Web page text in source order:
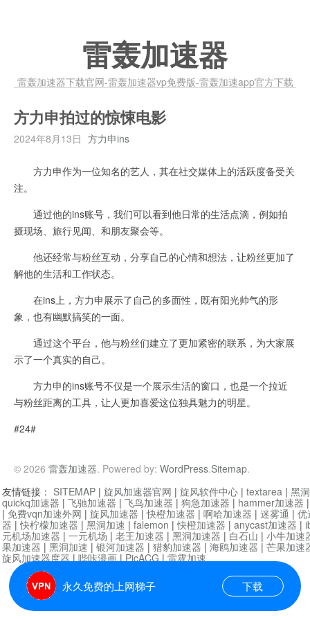
雷轰加速器
雷轰加速器下载官网-雷轰加速器vp免费版-雷轰加速app官方下载
方力申拍过的惊悚电影
2024年8月13日 方力申ins
方力申作为一位知名的艺人，其在社交媒体上的活跃度备受关
注。
通过他的ins账号，我们可以看到他日常的生活点滴，例如拍
摄现场、旅行见闻、和朋友聚会等。
他还经常与粉丝互动，分享自己的心情和想法，让粉丝更加了
解他的生活和工作状态。
在ins上，方力申展示了自己的多面性，既有阳光帅气的形
象，也有幽默搞笑的一面。
通过这个平台，他与粉丝们建立了更加紧密的联系，为大家展
示了一个真实的自己。
方力申的ins账号不仅是一个展示生活的窗口，也是一个拉近
与粉丝距离的工具，让人更加喜爱这位独具魅力的明星。
#24#
© 2026 雷轰加速器. Powered by: WordPress.Sitemap.
永久免费的上网梯子 下载
友情链接： SITEMAP | 旋风加速器官网 | 旋风软件中心 | textarea | 黑
quickq加速器 | 飞驰加速器 | 飞鸟加速器 | 狗急加速器 | hammer加速器
| 免费vqn加速外网 | 旋风加速器 |快橙加速器 | 啊哈加速器 | 迷雾通 | 优
器 |快柠檬加速器 | 黑洞加速 | falemon |快橙加速器 | anycast加速器 |
元机场加速器 | 一元机场 | 老王加速器 | 黑洞加速器 | 白石山 | 小牛加速
果加速器 | 黑洞加速 | 银河加速器 | 猎豹加速器 | 海鸥加速器 | 芒果加速
旋风加速器度器|哔咔漫画|PicACG|雷霆加速